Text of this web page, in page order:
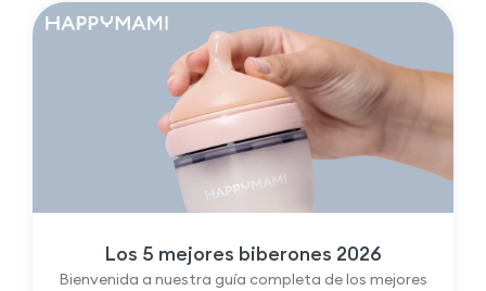
Los 5 mejores biberones 2026
Bienvenida a nuestra guía completa de los mejores